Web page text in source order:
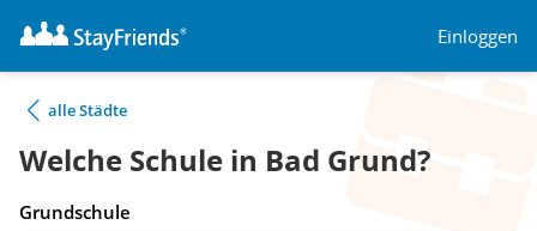
Einloggen
alle Städte
Welche Schule in Bad Grund?
Grundschule